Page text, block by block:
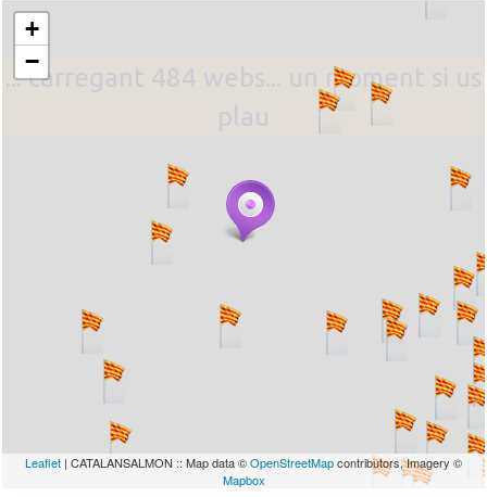
... carregant 484 webs... un moment si us
plau
+
−
Leaflet | CATALANSALMON :: Map data ©OpenStreetMapcontributors, Imagery ©
Mapbox